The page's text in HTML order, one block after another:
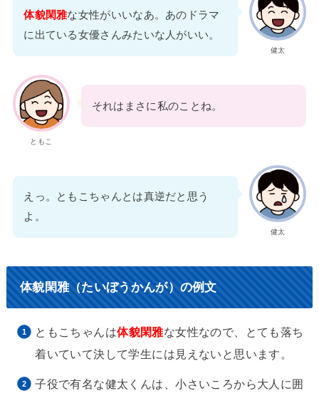
健太
体貌閑雅な女性がいいなあ。あのドラマ
に出ている女優さんみたいな人がいい。
ともこ
それはまさに私のことね。
健太
えっ。ともこちゃんとは真逆だと思う
よ。
体貌閑雅（たいぼうかんが）の例文
ともこちゃんは体貌閑雅な女性なので、とても落ち
着いていて決して学生には見えないと思います。
子役で有名な健太くんは、小さいころから大人に囲